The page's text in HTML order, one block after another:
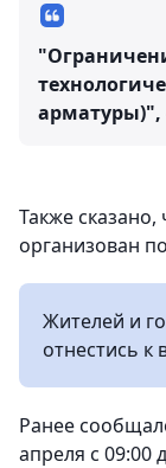
арматуры)",
Также
организован
Жителей и
отнестись
Ранее
апреля с 09:00